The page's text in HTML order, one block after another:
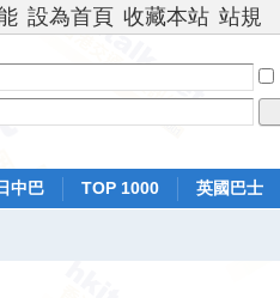
設為首頁 收藏本站 站規
中巴 TOP 1000
英國巴士